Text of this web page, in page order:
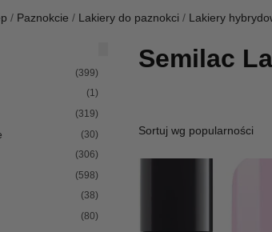
/ Paznokcie / Lakiery do paznokci / Lakiery
Semilac
(399)
(1)
(319)
(30)
(306)
(598)
(38)
(80)